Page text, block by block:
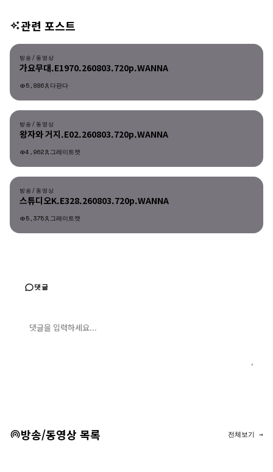
관련 포스트
방송/동영상
방송/동영상
가요무대.E1970.260803.720p.WANNA
5,886 다판다
방송/동영상
방송/동영상
왕자와 거지.E02.260803.720p.WANNA
4,962 그레이트캣
방송/동영상
방송/동영상
스튜디오K.E328.260803.720p.WANNA
5,375 그레이트캣
댓글
방송/동영상 목록 전체보기 →